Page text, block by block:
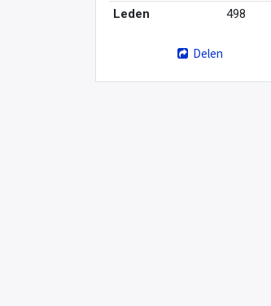
Leden
498
Delen